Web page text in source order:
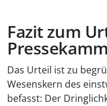
Fazit zum
Das Urteil ist zu
Wesenskern des
befasst: Der